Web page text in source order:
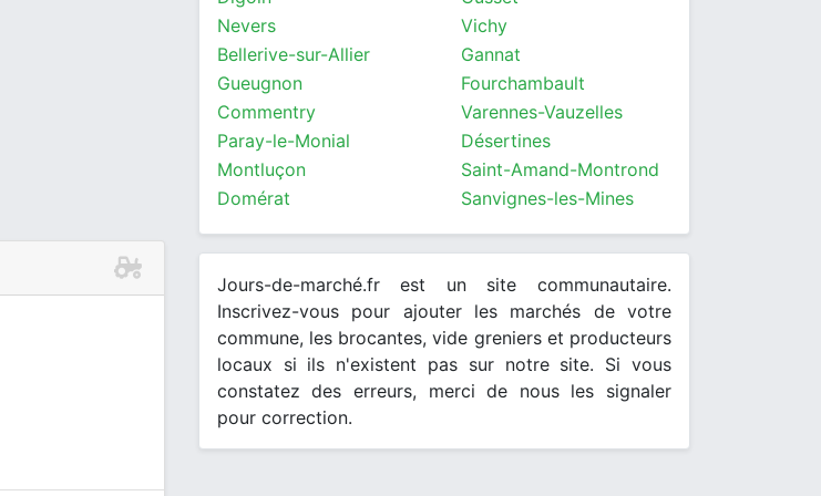
Nevers
Vichy
Bellerive-sur-Allier
Gannat
Gueugnon
Fourchambault
Commentry
Varennes-Vauzelles
Paray-le-Monial
Désertines
Montluçon
Saint-Amand-Montrond
Domérat
Sanvignes-les-Mines
Jours-de-marché.fr est un site communautaire.
Inscrivez-vous pour ajouter les marchés de votre
commune, les brocantes, vide greniers et producteurs
locaux si ils n'existent pas sur notre site. Si vous
constatez des erreurs, merci de nous les signaler
pour correction.